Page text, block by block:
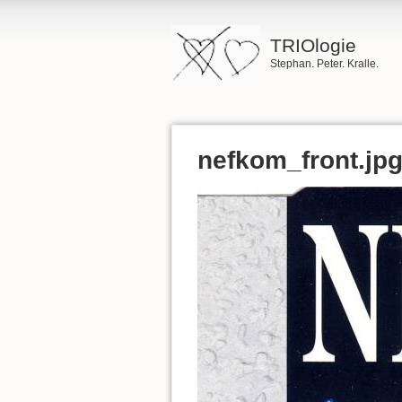
TRIOlogie
Stephan. Peter. Kralle.
nefkom_front.jpg